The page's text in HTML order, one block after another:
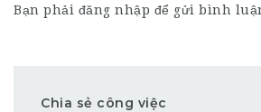
Bạn phải đăng nhập để gửi bình
Chia sẻ công việc